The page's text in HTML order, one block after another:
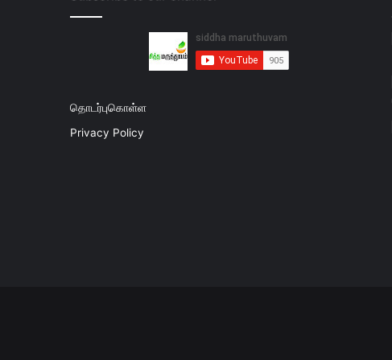
தொடர்புகொள்ள
Privacy Policy